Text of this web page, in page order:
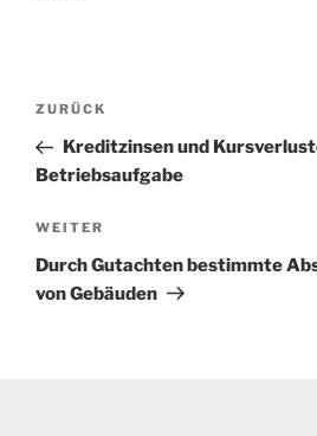
Beitragsnavigation
Vorheriger
Beitrag
ZURÜCK
Kreditzinsen und
Betriebsaufgabe
Nächster
Beitrag
WEITER
Durch Gutachten bestimmte
von Gebäuden